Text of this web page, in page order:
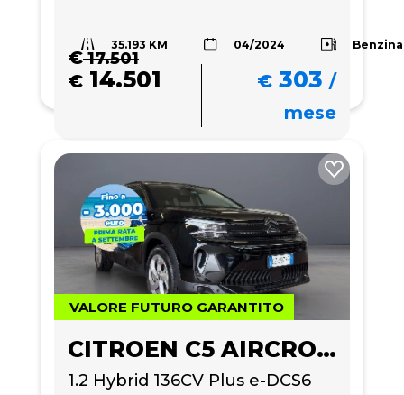
35.193 KM 04/2024 Benzina
€17.501
€ 14.501 € 303 /
mese
VALORE FUTURO GARANTITO
CITROEN C5 AIRCROSS
1.2 Hybrid 136CV Plus e-DCS6